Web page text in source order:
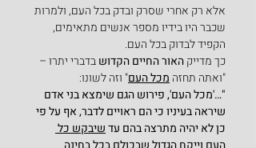
אלא רק אחרי שסרק ובדק בכל העם, ולמרות
שכבר היו בידיו מספר אנשים מתאימים,
הקפיד לבדוק בכל העם.
כך מדייק האור החיים הקדוש בדברי יתרו –
"ואתה תחזה מכל העם" וזה לשונו:
"…'מכל העם', פירוש הגם שימצא בני אדם
שיראה בעיניו כי הם ראויים לדבר, אף על פי
כן לא יהיה מתרצה בהם עד שיבקש כל